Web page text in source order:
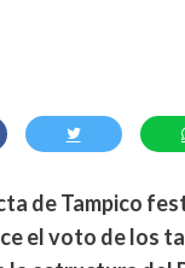
de Tampico
el voto de los